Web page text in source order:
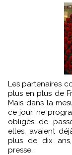
Les partenaires coréens de Cgtt Voyages, révèlent que de
plus en plus de
Mais dans la
ce jour, ne
obligés de
elles, avaient
plus de dix
presse.